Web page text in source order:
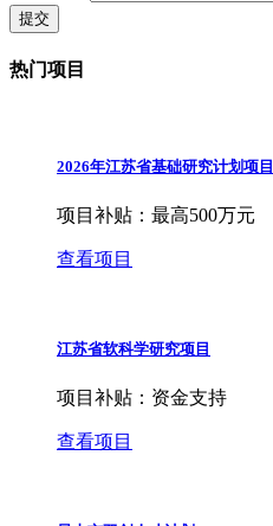
提交
热门项目
2026年江苏省基础研究计划项目
项目补贴： 最高500万元
查看项目
江苏省软科学研究项目
项目补贴： 资金支持
查看项目